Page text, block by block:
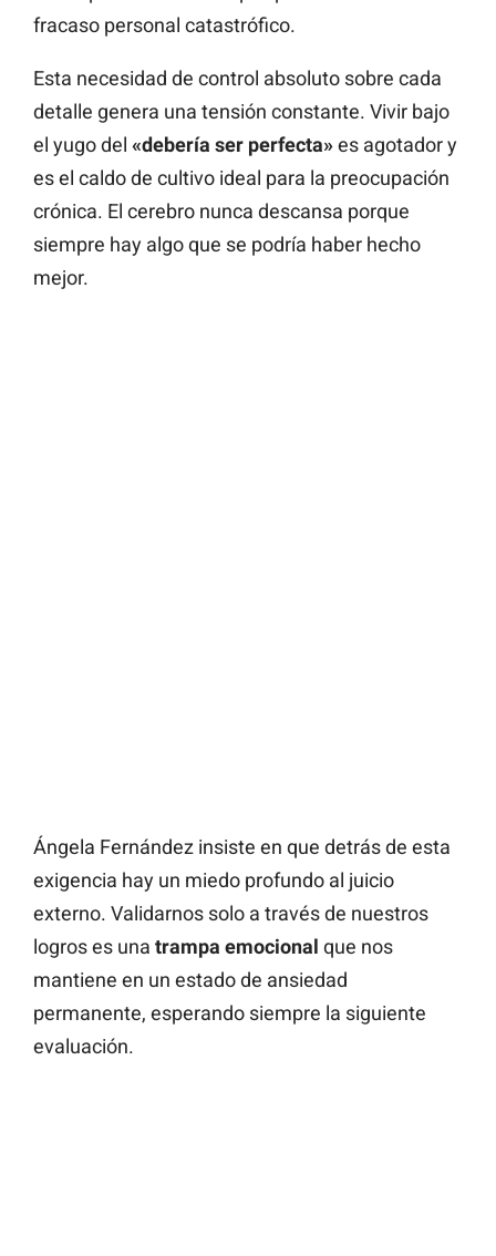
fracaso personal catastrófico.
Esta necesidad de control absoluto sobre cada
detalle genera una tensión constante. Vivir bajo
el yugo del «debería ser perfecta»es agotador y
es el caldo de cultivo ideal para la preocupación
crónica. El cerebro nunca descansa porque
siempre hay algo que se podría haber hecho
mejor.
Ángela Fernández insiste en que detrás de esta
exigencia hay un miedo profundo al juicio
externo. Validarnos solo a través de nuestros
logros es una trampa emocional que nos
mantiene en un estado de ansiedad
permanente, esperando siempre la siguiente
evaluación.